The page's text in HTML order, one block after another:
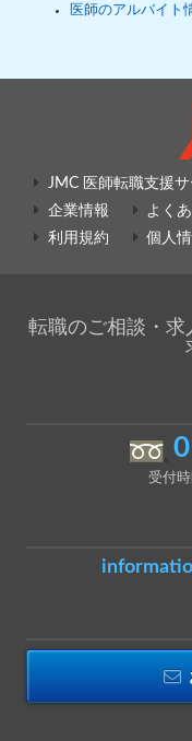
医師のアルバイト
JMC 医師転職支援
企業情報
よく
利用規約
個人
転職のご相談・求
受付